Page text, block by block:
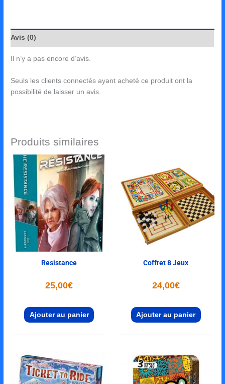
Avis (0)
Il n’y a pas encore d’avis.
Seuls les clients connectés ayant acheté ce produit ont la
possibilité de laisser un avis.
Produits similaires
Resistance
25,00€
Ajouter au panier
Coffret 8 Jeux
24,00€
Ajouter au panier